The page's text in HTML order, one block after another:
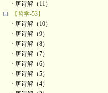
· 唐诗解（11）
【哲学-53】
· 唐诗解（10）
· 唐诗解（9）
· 唐诗解（8）
· 唐诗解（7）
· 唐诗解（6）
· 唐诗解（5）
· 唐诗解（4）